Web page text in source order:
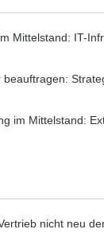
Mittelstand: IT-
beauftragen:
im Mittelstand:
nicht neu